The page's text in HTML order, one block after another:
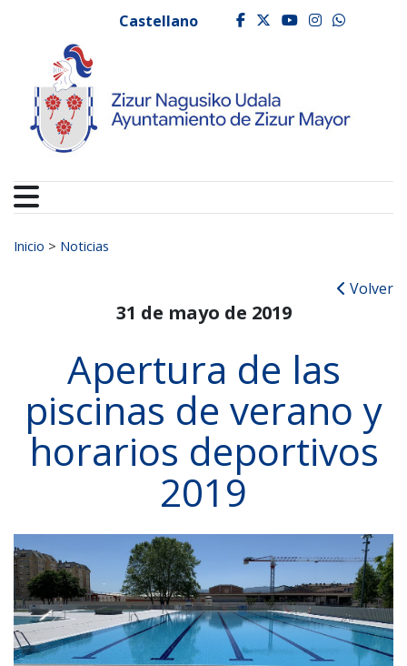
Ayuntamiento de
Castellano facebook
twitter
youtube
Buscar:
Inicio > Noticias
Volver
31 de mayo de 2019
Apertura de las
piscinas de verano y
horarios deportivos
2019